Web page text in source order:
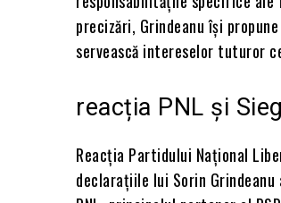
precizări, Grindeanu își
servească intereselor tuturor
reacția PNL și
Reacția Partidului Național
declarațiile lui Sorin